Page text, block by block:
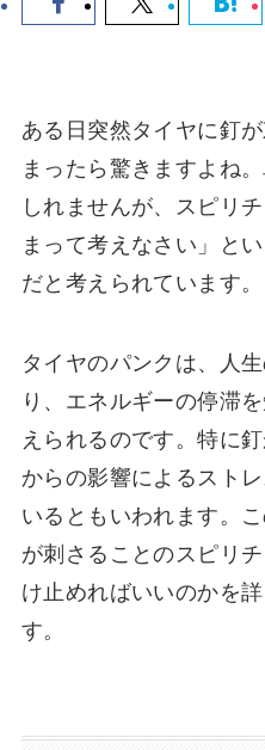
ある日突然タイヤに釘
まったら驚きますよね
しれませんが、スピリ
まって考えなさい」と
だと考えられています。
タイヤのパンクは、人
り、エネルギーの停滞
えられるのです。特に
からの影響によるスト
いるともいわれます。
が刺さることのスピリ
け止めればいいのかを
す。